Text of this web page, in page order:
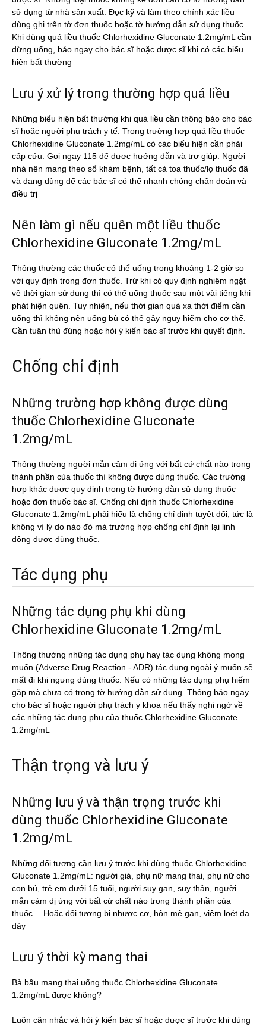
sử dụng từ nhà sản xuất. Đọc kỹ và làm theo chính xác liều
dùng ghi trên tờ đơn thuốc hoặc tờ hướng dẫn sử dụng thuốc.
Khi dùng quá liều thuốc Chlorhexidine Gluconate 1.2mg/mL cần
dừng uống, báo ngay cho bác sĩ hoặc dược sĩ khi có các biểu
hiện bất thường
Lưu ý xử lý trong thường hợp quá liều
Những biểu hiện bất thường khi quá liều cần thông báo cho bác
sĩ hoặc người phụ trách y tế. Trong trường hợp quá liều thuốc
Chlorhexidine Gluconate 1.2mg/mL có các biểu hiện cần phải
cấp cứu: Gọi ngay 115 để được hướng dẫn và trợ giúp. Người
nhà nên mang theo sổ khám bệnh, tất cả toa thuốc/lọ thuốc đã
và đang dùng để các bác sĩ có thể nhanh chóng chẩn đoán và
điều trị
Nên làm gì nếu quên một liều thuốc
Chlorhexidine Gluconate 1.2mg/mL
Thông thường các thuốc có thể uống trong khoảng 1-2 giờ so
với quy định trong đơn thuốc. Trừ khi có quy định nghiêm ngặt
về thời gian sử dụng thì có thể uống thuốc sau một vài tiếng khi
phát hiện quên. Tuy nhiên, nếu thời gian quá xa thời điểm cần
uống thì không nên uống bù có thể gây nguy hiểm cho cơ thể.
Cần tuân thủ đúng hoặc hỏi ý kiến bác sĩ trước khi quyết định.
Chống chỉ định
Những trường hợp không được dùng
thuốc Chlorhexidine Gluconate
1.2mg/mL
Thông thường người mẫn cảm dị ứng với bất cứ chất nào trong
thành phần của thuốc thì không được dùng thuốc. Các trường
hợp khác được quy định trong tờ hướng dẫn sử dụng thuốc
hoặc đơn thuốc bác sĩ. Chống chỉ định thuốc Chlorhexidine
Gluconate 1.2mg/mL phải hiểu là chống chỉ định tuyệt đối, tức là
không vì lý do nào đó mà trường hợp chống chỉ định lại linh
động được dùng thuốc.
Tác dụng phụ
Những tác dụng phụ khi dùng
Chlorhexidine Gluconate 1.2mg/mL
Thông thường những tác dụng phụ hay tác dụng không mong
muốn (Adverse Drug Reaction - ADR) tác dụng ngoài ý muốn sẽ
mất đi khi ngưng dùng thuốc. Nếu có những tác dụng phụ hiếm
gặp mà chưa có trong tờ hướng dẫn sử dụng. Thông báo ngay
cho bác sĩ hoặc người phụ trách y khoa nếu thấy nghi ngờ về
các những tác dụng phụ của thuốc Chlorhexidine Gluconate
1.2mg/mL
Thận trọng và lưu ý
Những lưu ý và thận trọng trước khi
dùng thuốc Chlorhexidine Gluconate
1.2mg/mL
Những đối tượng cần lưu ý trước khi dùng thuốc Chlorhexidine
Gluconate 1.2mg/mL: người già, phụ nữ mang thai, phụ nữ cho
con bú, trẻ em dưới 15 tuổi, người suy gan, suy thận, người
mẫn cảm dị ứng với bất cứ chất nào trong thành phần của
thuốc… Hoặc đối tượng bị nhược cơ, hôn mê gan, viêm loét dạ
dày
Lưu ý thời kỳ mang thai
Bà bầu mang thai uống thuốc Chlorhexidine Gluconate
1.2mg/mL được không?
Luôn cân nhắc và hỏi ý kiến bác sĩ hoặc dược sĩ trước khi dùng